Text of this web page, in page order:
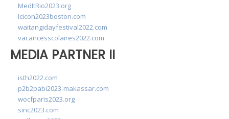
MedItRio2023.org
lcicon2023boston.com
waitangidayfestival2022.com
vacancesscolaires2022.com
MEDIA PARTNER II
isth2022.com
p2b2pabi2023-makassar.com
wocfparis2023.org
sinc2023.com